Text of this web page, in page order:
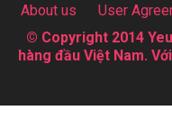
About us User
© Copyright 2014
hàng đầu Việt Nam.